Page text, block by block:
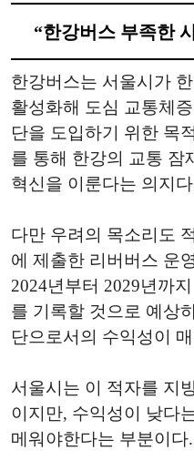
“한강버스 부족한
한강버스는 서울시가
활성화해 도심 교통체
단을 도입하기 위한 목
를 통해 한강의 교통 잠
혁신을 이룬다는 의지
다만 우려의 목소리도
에 제출한 리버버스 운
2024년부터 2029년까
를 기록할 것으로 예상
단으로서의 수익성이
서울시는 이 적자를 지
이지만, 수익성이 낮다
메워야한다는 부분이다.